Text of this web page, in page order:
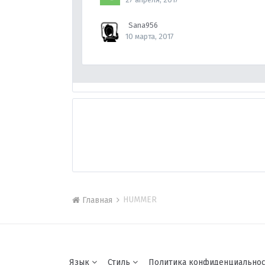
Sana956
10 марта, 2017
Главная HUMMER
Язык Стиль Политика